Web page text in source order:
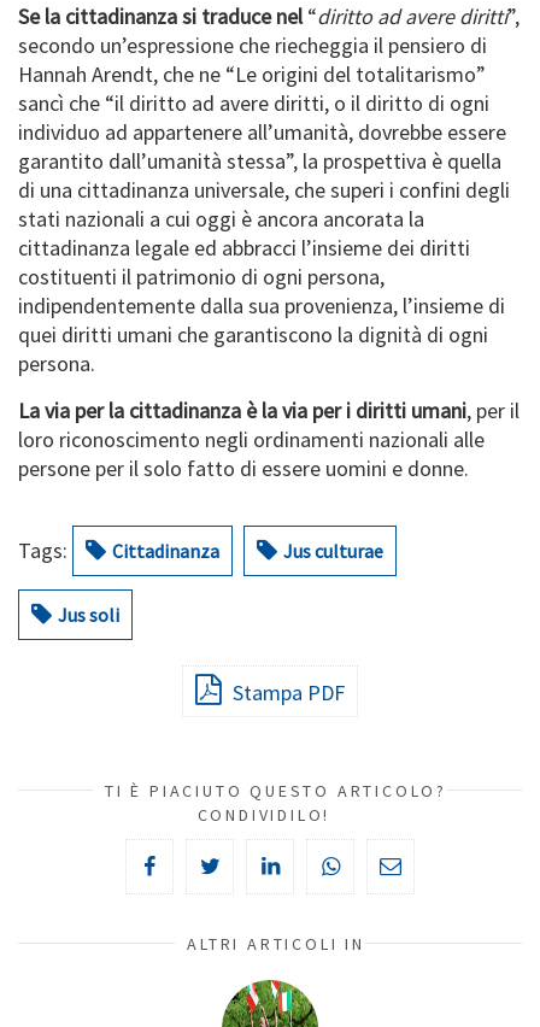
Se la cittadinanza si traduce nel“diritto ad avere diritti”,
secondo un’espressione che riecheggia il pensiero di
Hannah Arendt, che ne “Le origini del totalitarismo”
sancì che “il diritto ad avere diritti, o il diritto di ogni
individuo ad appartenere all’umanità, dovrebbe essere
garantito dall’umanità stessa”, la prospettiva è quella
di una cittadinanza universale, che superi i confini degli
stati nazionali a cui oggi è ancora ancorata la
cittadinanza legale ed abbracci l’insieme dei diritti
costituenti il patrimonio di ogni persona,
indipendentemente dalla sua provenienza, l’insieme di
quei diritti umani che garantiscono la dignità di ogni
persona.
La via per la cittadinanza è la via per i diritti umani, per il
loro riconoscimento negli ordinamenti nazionali alle
persone per il solo fatto di essere uomini e donne.
Tags: Cittadinanza Jus culturae
Jus soli
Stampa PDF
TI È PIACIUTO QUESTO ARTICOLO?
CONDIVIDILO!
ALTRI ARTICOLI IN